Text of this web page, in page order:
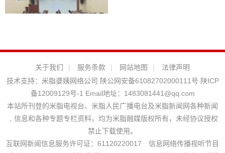
关于我们 | 服务条款 | 网站地图 |
法律声明
技术支持： 米脂婆姨网络公司 陕公网安备61082702000111号 陕ICP
备12009129号-1 Email地址： 1483081441@qq.com
本站所刊登的米脂电视台、米脂人民广播电台及米脂新闻网各种新闻
﹑信息和各种专题专栏资料，均为米脂融媒版权所有，未经协议授权
禁止下载使用。
互联网新闻信息服务许可证：61120220017 信息网络传播视听节目